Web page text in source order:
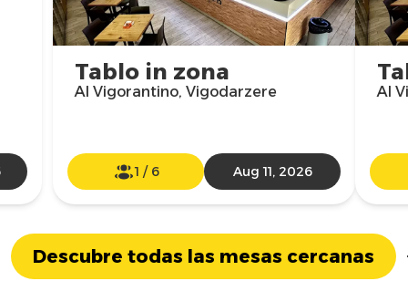
Tablo in zona
Al Vigorantino, Vigodarzere
1 / 6 Aug 11, 2026
Al
Descubre todas las mesas cercanas